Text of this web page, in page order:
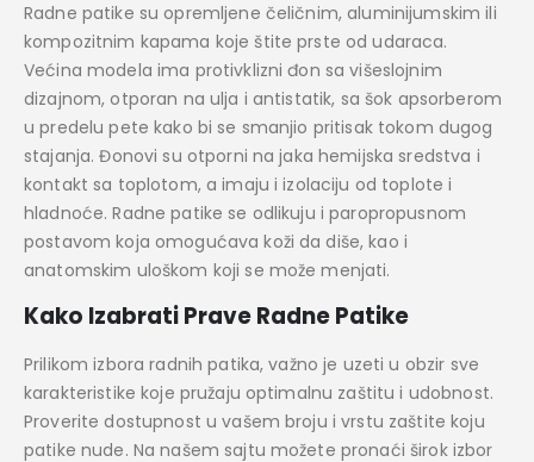
Radne patike su opremljene čeličnim, aluminijumskim ili
kompozitnim kapama koje štite prste od udaraca.
Većina modela ima protivklizni đon sa višeslojnim
dizajnom, otporan na ulja i antistatik, sa šok apsorberom
u predelu pete kako bi se smanjio pritisak tokom dugog
stajanja. Đonovi su otporni na jaka hemijska sredstva i
kontakt sa toplotom, a imaju i izolaciju od toplote i
hladnoće. Radne patike se odlikuju i paropropusnom
postavom koja omogućava koži da diše, kao i
anatomskim uloškom koji se može menjati.
Kako Izabrati Prave Radne Patike
Prilikom izbora radnih patika, važno je uzeti u obzir sve
karakteristike koje pružaju optimalnu zaštitu i udobnost.
Proverite dostupnost u vašem broju i vrstu zaštite koju
patike nude. Na našem sajtu možete pronaći širok izbor